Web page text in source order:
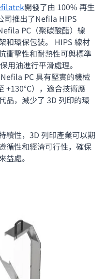
開發了由 100% 再生
司推出了Nefila HIPS
PC（聚碳酸酯） 線
和環保包裝。 HIPS 線材
衝擊性和耐熱性可與標準
用油進行平滑處理。
PC 具有堅實的機械
+130°C），適合技術應
品，減少了 3D 列印的環
續性，3D 列印產業可以期
循性和經濟可行性，確保
處。